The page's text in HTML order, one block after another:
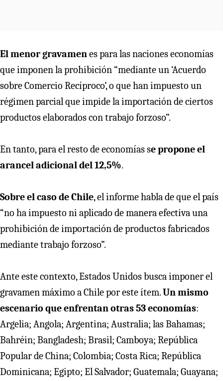
El menor gravamenes para las naciones economías
que imponen la prohibición “mediante un ‘Acuerdo
sobre Comercio Recíproco’, o que han impuesto un
régimen parcial que impide la importación de ciertos
productos elaborados con trabajo forzoso”.
En tanto, para el resto de economías se propone el
arancel adicional del 12,5%.
Sobre el caso de Chile, el informe habla de que el país
“no ha impuesto ni aplicado de manera efectiva una
prohibición de importación de productos fabricados
mediante trabajo forzoso”.
Ante este contexto, Estados Unidos busca imponer el
gravamen máximo a Chile por este ítem.Un mismo
escenario que enfrentan otras 53 economías:
Argelia; Angola; Argentina; Australia; las Bahamas;
Bahréin; Bangladesh; Brasil; Camboya; República
Popular de China; Colombia; Costa Rica; República
Dominicana; Egipto; El Salvador; Guatemala; Guayana;